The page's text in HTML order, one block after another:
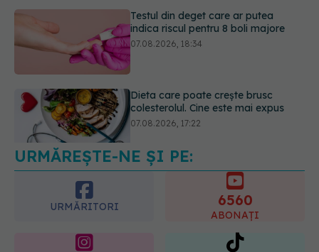
Dieta care poate crește brusc
colesterolul. Cine este mai expus
07.08.2026, 17:22
Ceaiul care ajută organismul să
lupte cu inflamația. Poate regla
glicemia și colesterolul
URMĂREȘTE-NE ȘI PE:
URMĂRITORI 6560
ABONAȚI